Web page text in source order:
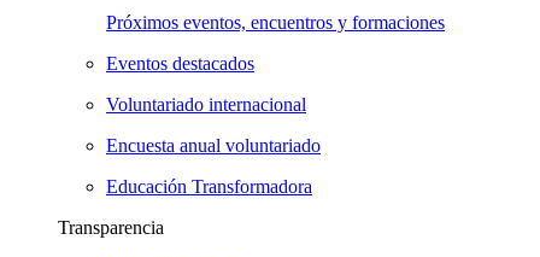
Próximos eventos, encuentros y formaciones
Eventos destacados
Voluntariado internacional
Encuesta anual voluntariado
Educación Transformadora
Transparencia